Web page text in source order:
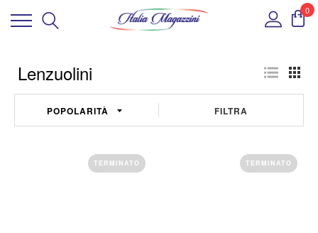
0
Lenzuolini
FILTRA
TERMINATO TERMINATO